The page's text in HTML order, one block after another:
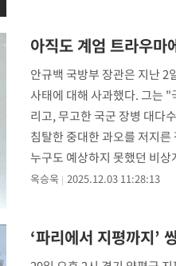
아직도 계엄 트라우마
안규백 국방부 장관은 지난 2
사태에 대해 사과했다. 그는
리고, 무고한 국군 장병 대다
침탈한 중대한 과오를 저지
누구도 예상하지 못했던 비
옥승욱 2025.12.03 11:28:13
‘파리에서 지평까지’